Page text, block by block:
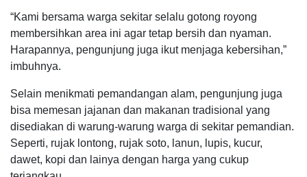
“Kami bersama warga sekitar selalu gotong royong
membersihkan area ini agar tetap bersih dan nyaman.
Harapannya, pengunjung juga ikut menjaga kebersihan,”
imbuhnya.
Selain menikmati pemandangan alam, pengunjung juga
bisa memesan jajanan dan makanan tradisional yang
disediakan di warung-warung warga di sekitar pemandian.
Seperti, rujak lontong, rujak soto, lanun, lupis, kucur,
dawet, kopi dan lainya dengan harga yang cukup